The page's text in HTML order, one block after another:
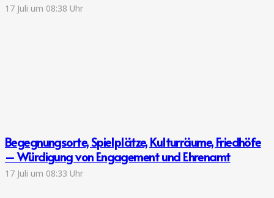
17 Juli um 08:38 Uhr
Begegnungsorte, Spielplätze, Kulturräume, Friedhöfe
– Würdigung von Engagement und Ehrenamt
17 Juli um 08:33 Uhr